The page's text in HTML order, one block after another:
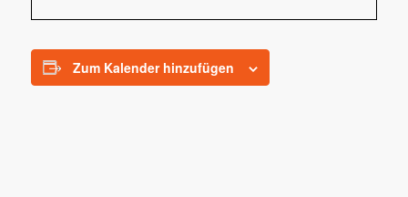
Zum Kalender hinzufügen